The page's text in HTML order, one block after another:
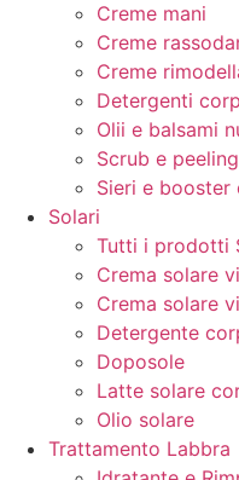
Creme mani
Creme
Creme
Detergenti
Olii e balsami
Scrub e
Sieri e booster
Solari
Tutti i prodotti
Crema solare
Crema solare
Detergente
Doposole
Latte solare
Olio solare
Trattamento Labbra